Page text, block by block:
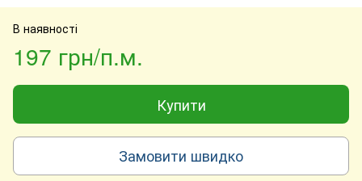
В наявності
197 грн/п.м.
Купити
Замовити швидко